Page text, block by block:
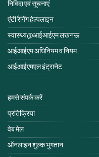
निविदा एवं सूचनाएं
एंटी रैगिंग हेल्पलाइन
स्वास्थ्य@आईआईएम लखनऊ
आईआईएम अधिनियम व नियम
आईआईएमएल इंट्रानेट
हमसे संपर्क करें
प्रतिक्रिया
वेब मेल
ऑनलाइन शुल्क भुगतान